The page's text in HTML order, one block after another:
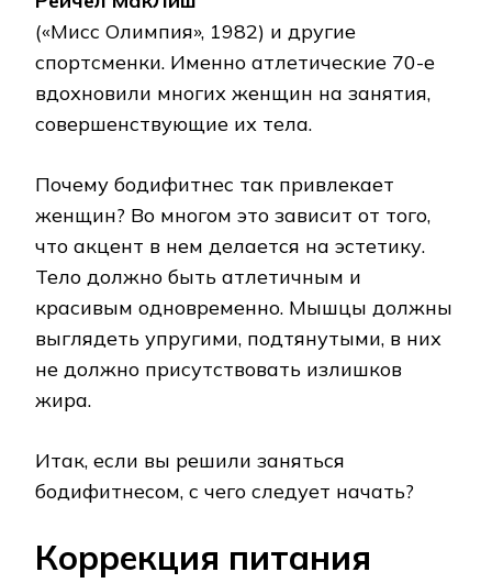
(«Мисс Олимпия», 1982) и другие
спортсменки. Именно атлетические 70-е
вдохновили многих женщин на занятия,
совершенствующие их тела.
Почему бодифитнес так привлекает
женщин? Во многом это зависит от того,
что акцент в нем делается на эстетику.
Тело должно быть атлетичным и
красивым одновременно. Мышцы должны
выглядеть упругими, подтянутыми, в них
не должно присутствовать излишков
жира.
Итак, если вы решили заняться
бодифитнесом, с чего следует начать?
Коррекция питания